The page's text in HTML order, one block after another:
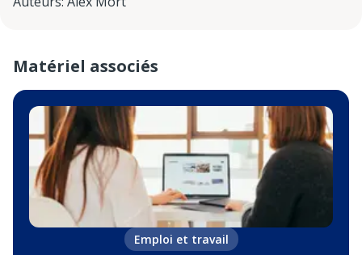
Matériel associés
Emploi et travail